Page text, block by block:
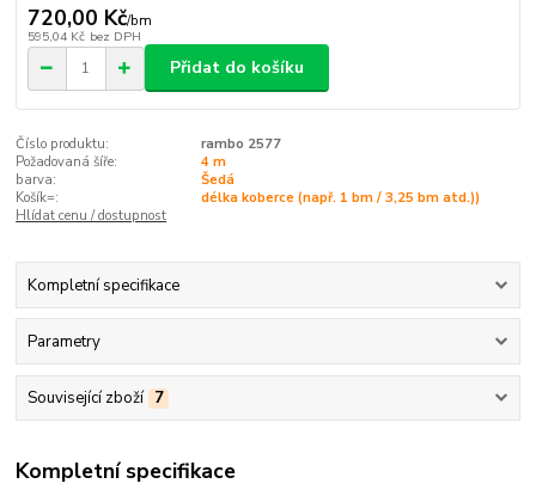
720,00 Kč/bm
595,04 Kč bez DPH
Přidat do košíku
Číslo produktu:
rambo 2577
Požadovaná šíře:
4 m
barva:
Šedá
Košík=:
délka koberce (např. 1 bm / 3,25 bm atd.))
Hlídat cenu / dostupnost
Kompletní specifikace
Parametry
Související zboží 7
Kompletní specifikace